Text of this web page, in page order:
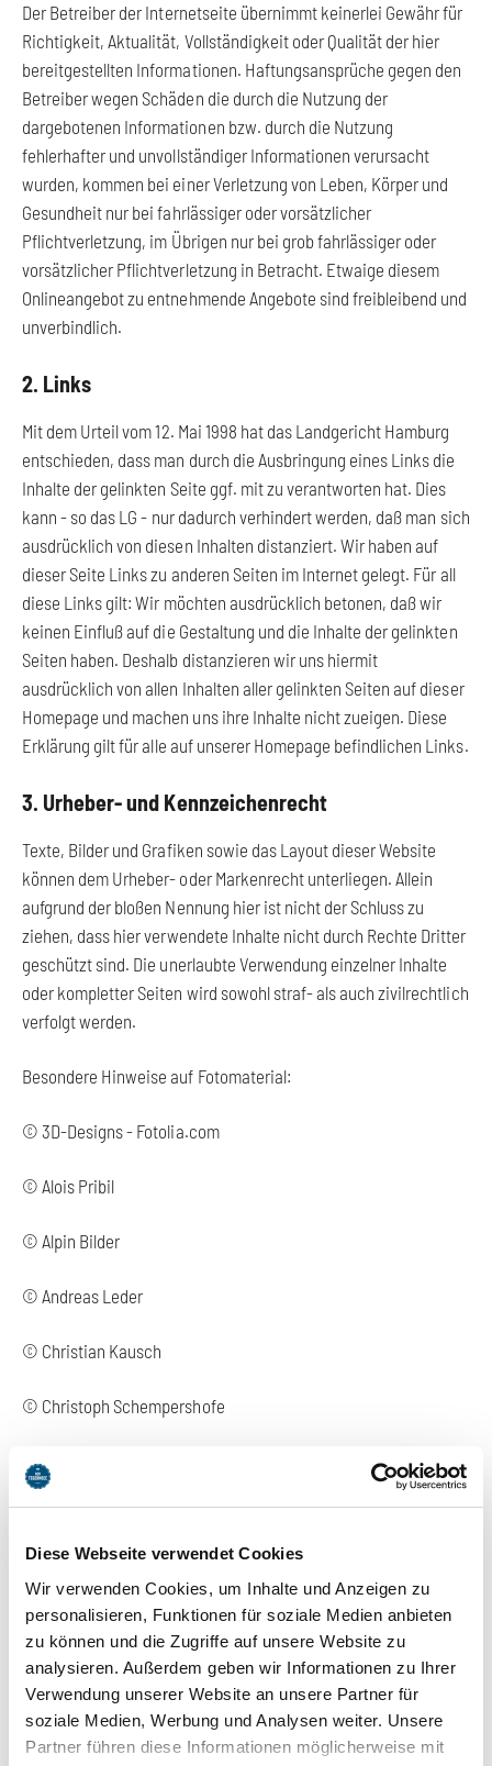
Diese Webseite verwendet Cookies
Wir verwenden Cookies, um Inhalte und Anzeigen zu
personalisieren, Funktionen für soziale Medien anbieten
zu können und die Zugriffe auf unsere Website zu
analysieren. Außerdem geben wir Informationen zu Ihrer
Verwendung unserer Website an unsere Partner für
soziale Medien, Werbung und Analysen weiter. Unsere
Partner führen diese Informationen möglicherweise mit
Der Betreiber der Internetseite übernimmt keinerlei Gewähr für
Richtigkeit, Aktualität, Vollständigkeit oder Qualität der hier
bereitgestellten Informationen. Haftungsansprüche gegen den
Betreiber wegen Schäden die durch die Nutzung der
dargebotenen Informationen bzw. durch die Nutzung
fehlerhafter und unvollständiger Informationen verursacht
wurden, kommen bei einer Verletzung von Leben, Körper und
Gesundheit nur bei fahrlässiger oder vorsätzlicher
Pflichtverletzung, im Übrigen nur bei grob fahrlässiger oder
vorsätzlicher Pflichtverletzung in Betracht. Etwaige diesem
Onlineangebot zu entnehmende Angebote sind freibleibend und
unverbindlich.
2. Links
Mit dem Urteil vom 12. Mai 1998 hat das Landgericht Hamburg
entschieden, dass man durch die Ausbringung eines Links die
Inhalte der gelinkten Seite ggf. mit zu verantworten hat. Dies
kann - so das LG - nur dadurch verhindert werden, daß man sich
ausdrücklich von diesen Inhalten distanziert. Wir haben auf
dieser Seite Links zu anderen Seiten im Internet gelegt. Für all
diese Links gilt: Wir möchten ausdrücklich betonen, daß wir
keinen Einfluß auf die Gestaltung und die Inhalte der gelinkten
Seiten haben. Deshalb distanzieren wir uns hiermit
ausdrücklich von allen Inhalten aller gelinkten Seiten auf dieser
Homepage und machen uns ihre Inhalte nicht zueigen. Diese
Erklärung gilt für alle auf unserer Homepage befindlichen Links.
3. Urheber- und Kennzeichenrecht
Texte, Bilder und Grafiken sowie das Layout dieser Website
können dem Urheber- oder Markenrecht unterliegen. Allein
aufgrund der bloßen Nennung hier ist nicht der Schluss zu
ziehen, dass hier verwendete Inhalte nicht durch Rechte Dritter
geschützt sind. Die unerlaubte Verwendung einzelner Inhalte
oder kompletter Seiten wird sowohl straf- als auch zivilrechtlich
verfolgt werden.
Besondere Hinweise auf Fotomaterial:
© 3D-Designs - Fotolia.com
© Alois Pribil
© Alpin Bilder
© Andreas Leder
© Christian Kausch
© Christoph Schempershofe
© contrastwerkstatt - Fotolia.com
© Dominik Schachten
© Elisabeth Helfer
© forkART - Fotolia.com